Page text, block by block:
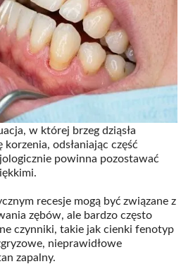
w której brzeg dziąsła
odsłaniając część
powinna pozostawać
recesje mogą być związane z
zębów, ale bardzo często
czynniki, takie jak cienki fenotyp
nieprawidłowe
zapalny.